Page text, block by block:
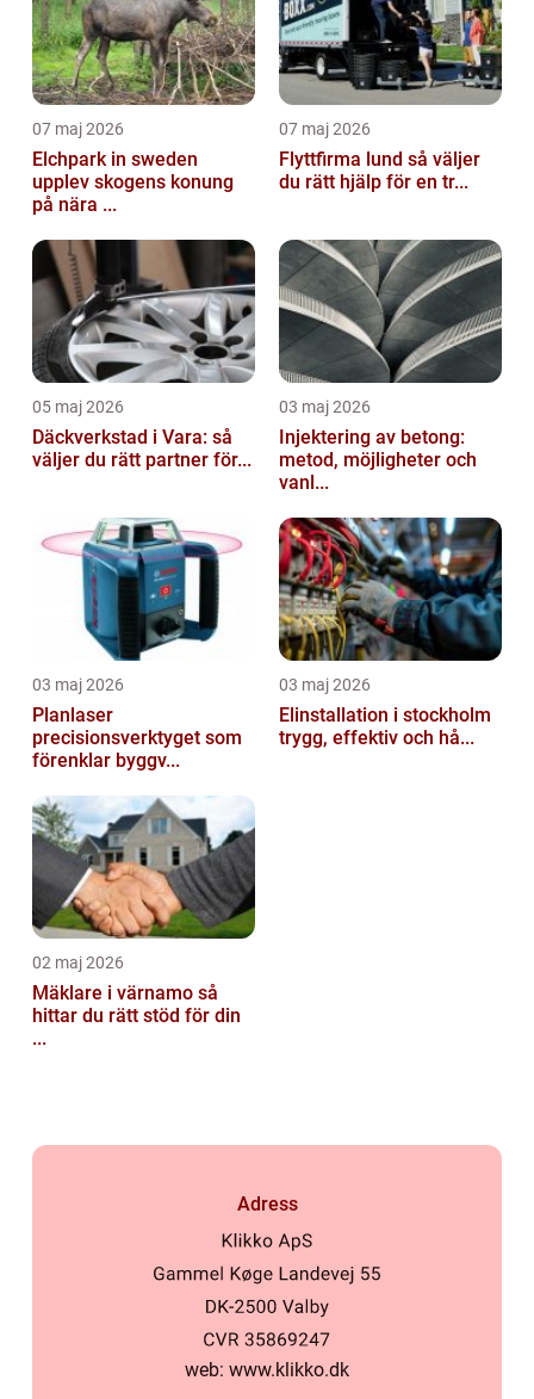
07 maj 2026
Elchpark in sweden
upplev skogens konung
på nära ...
07 maj 2026
Flyttfirma lund så väljer
du rätt hjälp för en tr...
05 maj 2026
Däckverkstad i Vara: så
väljer du rätt partner för...
03 maj 2026
Injektering av betong:
metod, möjligheter och
vanl...
03 maj 2026
Planlaser
precisionsverktyget som
förenklar byggv...
03 maj 2026
Elinstallation i stockholm
trygg, effektiv och hå...
02 maj 2026
Mäklare i värnamo så
hittar du rätt stöd för din
...
Adress
web: www.klikko.dk